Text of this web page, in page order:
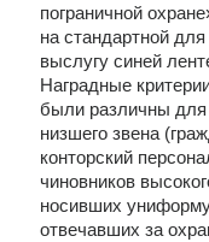
пограничной
на стандартной для
выслугу синей
Наградные
были различны
низшего звена
конторский
чиновников
носивших
отвечавших за